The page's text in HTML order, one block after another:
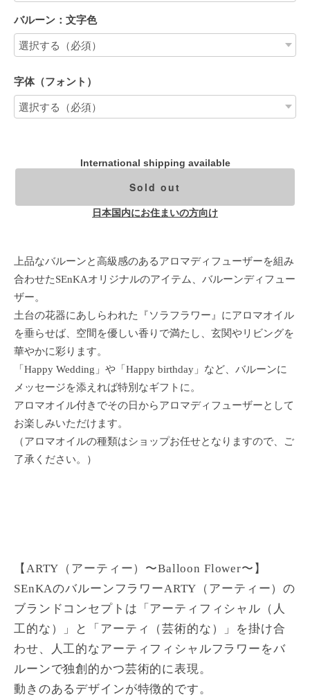
バルーン：文字色
字体（フォント）
International shipping available
Sold out
日本国内にお住まいの方向け
上品なバルーンと高級感のあるアロマディフューザーを組み
合わせたSEnKAオリジナルのアイテム、バルーンディフュー
ザー。
土台の花器にあしらわれた『ソラフラワー』にアロマオイル
を垂らせば、空間を優しい香りで満たし、玄関やリビングを
華やかに彩ります。
「Happy Wedding」や「Happy birthday」など、バルーンに
メッセージを添えれば特別なギフトに。
アロマオイル付きでその日からアロマディフューザーとして
お楽しみいただけます。
（アロマオイルの種類はショップお任せとなりますので、ご
了承ください。）
【ARTY（アーティー）〜Balloon Flower〜】
SEnKAのバルーンフラワーARTY（アーティー）の
ブランドコンセプトは「アーティフィシャル（人
工的な）」と「アーティ（芸術的な）」を掛け合
わせ、人工的なアーティフィシャルフラワーをバ
ルーンで独創的かつ芸術的に表現。
動きのあるデザインが特徴的です。